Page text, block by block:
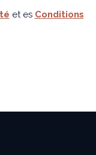
et es Conditions